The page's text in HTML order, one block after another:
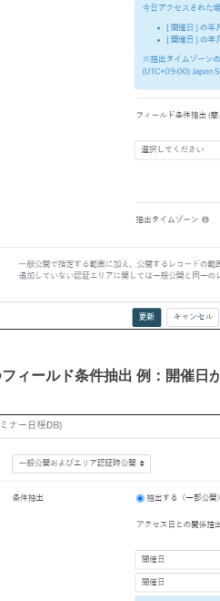
ィールド条件抽出 例：開催